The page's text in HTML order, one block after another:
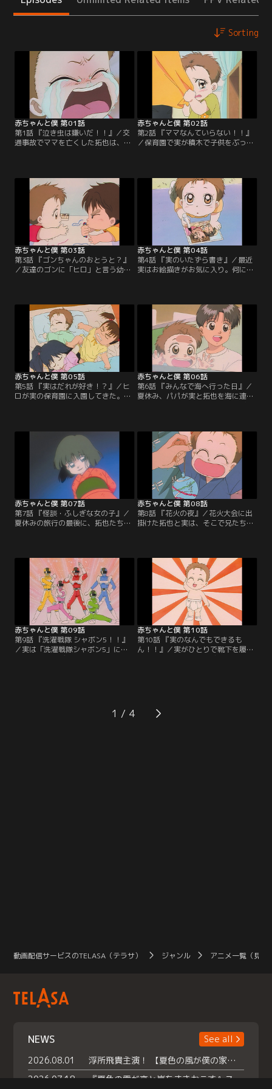
Sorting
赤ちゃんと僕 第01話
第1話 『泣き虫は嫌いだ！！』／交
通事故でママを亡くした拓也は、忙
ラだちを募らせていく拓也。そんな
ある日、パパを駅まで迎えにいく
道々、「このまま実がいなくなった
ら……」などと考え事をしていた拓
也は、本当に実をどこかに置き去り
にしてしまったことに気づく。【提
供：バンダイチャンネル】
赤ちゃんと僕 第02話
第2話 『ママなんていらない！！』
／保育園で実が積木で子供をぶっ
どうしていいかわからない。どうや
ら実は母親のいる子にヤキモチをや
いたらしい。それを聞いたパパは次
の日曜日拓也たちをピクニックに連
れていく。【提供：バンダイチャン
ネル】
赤ちゃんと僕 第03話
第3話 『ゴンちゃんのおとうと？』
／友達のゴンに「ヒロ」と言う幼い
しまう。一緒に遊び始める実とヒロ
だが、乱暴なヒロに実はタジタジ。
母親に戒められ、ヒロを迎えに公園
へやってきたゴン。拓也と話し込ん
で目を離した所に凶暴な犬・フラン
ソワーズが！！【提供：バンダイチ
ャンネル】
赤ちゃんと僕 第04話
第4話 『実のいたずら書き』／最近
実はお絵描きがお気に入り。何にで
してしまった。拓也は激怒し、実の
保育園の発表会になんか行かないと
言い出す。大好きなお兄ちゃんに叱
られて実はしょんぼり。発表会の練
習にも身が入らない。【提供：バン
ダイチャンネル】
赤ちゃんと僕 第05話
第5話 『実はだれが好き！？』／ヒ
ロが実の保育園に入園してきた。ヒ
せな女の子「一加」に出会う。一加
は拓也のクラスメートの藤井君の妹
で、どうやらヒロと同様、実がお気
に入りの様子。ことあるごとに対立
するヒロと一加に力作の絵を破られ
てさすがの実も怒ってしまう。【提
供：バンダイチャンネル】
赤ちゃんと僕 第06話
第6話 『みんなで海へ行った日』／
夏休み、パパが実と拓也を海に連れ
らんを楽しむはずだったが現地で会
ったパパの会社の部下・江戸前たち
の乱入でそれどころでは無くなって
しまう。【提供：バンダイチャンネ
赤ちゃんと僕 第07話
第7話 『怪談・ふしぎな女の子』／
夏休みの旅行の最後に、拓也たちは
れ、翌日原因不明の熱にうなされ
る。その事を話すと旅館のお婆さん
は、古ぼけた写真を見せながら、幼
くして死んだいとこ兄妹のことを話
しだす。その兄はなんと拓也にウリ
ふたつだった。【提供：バンダイチ
ャンネル】
赤ちゃんと僕 第08話
第8話 『花火の夜』／花火大会に出
掛けた拓也と実は、そこで兄たちに
え、これ買えの連発。とうとうお面
屋さんの前から動かなくなった3
人。仕方なく一番下のマー坊にだけ
かってやるが、それに納得のいかな
い一加は実を連れて走り去る。【提
供：バンダイチャンネル】
赤ちゃんと僕 第09話
第9話 『洗濯戦隊 シャボン5！！』
／実は「洗濯戦隊シャボン5」に夢
中。日曜日にデパートで開催される
出し、実にも作ってあげようと思い
立つ。【提供：バンダイチャンネ
赤ちゃんと僕 第10話
第10話 『実のなんでもできるも
ん！！』／実がひとりで靴下を履い
変わりと判明。実だけでなく自分も
少しづつ成長していることを自覚す
1
動画配信サービスのTELASA（テラサ） ジャンル アニメ一覧（見放
NEWS
See all
2026.08.01
浮所飛貴主演！ 【夏色の風が僕の家にやってきた】 本日よりテラサで独占配信スタート！
2026.07.18
『夏色の雲が恋と嵐をまきおこす』スペシャルメイキング 【Part1】2026年７月18日（土）23時30分～配信スタート！話題のシーンの裏側を大公開！豪華キャスト大集合！ 『武宮家 真夏の家族会議』開催！